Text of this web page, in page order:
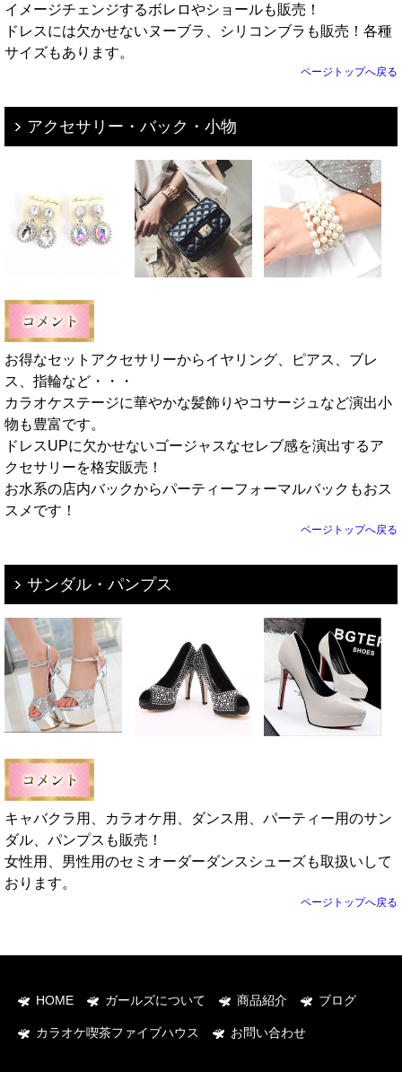
イメージチェンジするボレロやショールも販売！
ドレスには欠かせないヌーブラ、シリコンブラも販売！各種
サイズもあります。
ページトップへ戻る
アクセサリー・バック・小物
お得なセットアクセサリーからイヤリング、ピアス、ブレ
ス、指輪など・・・
カラオケステージに華やかな髪飾りやコサージュなど演出小
物も豊富です。
ドレスUPに欠かせないゴージャスなセレブ感を演出するア
クセサリーを格安販売！
お水系の店内バックからパーティーフォーマルバックもおス
スメです！
ページトップへ戻る
サンダル・パンプス
キャバクラ用、カラオケ用、ダンス用、パーティー用のサン
ダル、パンプスも販売！
女性用、男性用のセミオーダーダンスシューズも取扱いして
おります。
ページトップへ戻る
HOME ガールズについて 商品紹介 ブログ
カラオケ喫茶ファイブハウス お問い合わせ